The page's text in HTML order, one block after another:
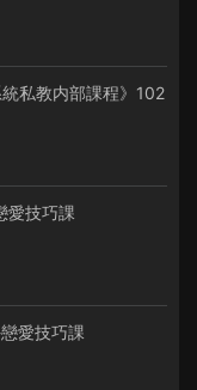
私教内部課程》102
愛技巧課
愛技巧課